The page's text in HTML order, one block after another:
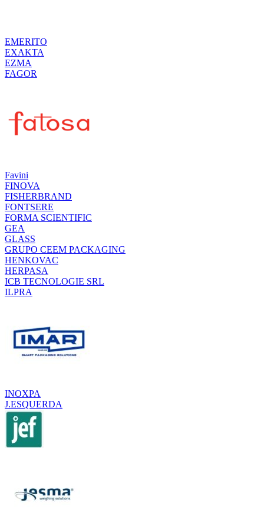
EMERITO
EXAKTA
EZMA
FAGOR
Favini
FINOVA
FISHERBRAND
FONTSERE
FORMA SCIENTIFIC
GEA
GLASS
GRUPO CEEM PACKAGING
HENKOVAC
HERPASA
ICB TECNOLOGIE SRL
ILPRA
INOXPA
J.ESQUERDA